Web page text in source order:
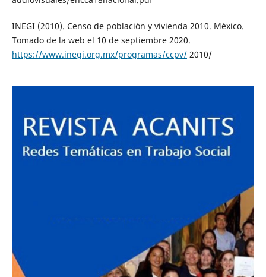
INEGI (2010). Censo de población y vivienda 2010. México.
Tomado de la web el 10 de septiembre 2020.
https://www.inegi.org.mx/programas/ccpv/2010/